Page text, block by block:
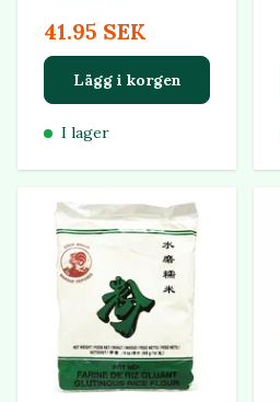
41.95 SEK
Lägg i korgen
I lager